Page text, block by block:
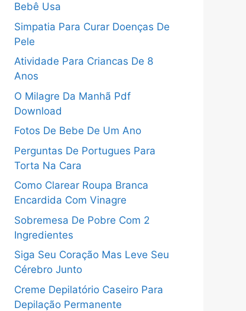
Bebê Usa
Simpatia Para Curar Doenças De
Pele
Atividade Para Criancas De 8
Anos
O Milagre Da Manhã Pdf
Download
Fotos De Bebe De Um Ano
Perguntas De Portugues Para
Torta Na Cara
Como Clarear Roupa Branca
Encardida Com Vinagre
Sobremesa De Pobre Com 2
Ingredientes
Siga Seu Coração Mas Leve Seu
Cérebro Junto
Creme Depilatório Caseiro Para
Depilação Permanente